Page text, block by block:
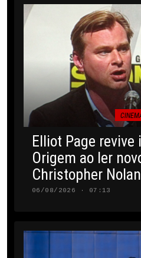
Elliot Page
Origem ao ler
Christopher Nolan
06/08/2026 · 07:13